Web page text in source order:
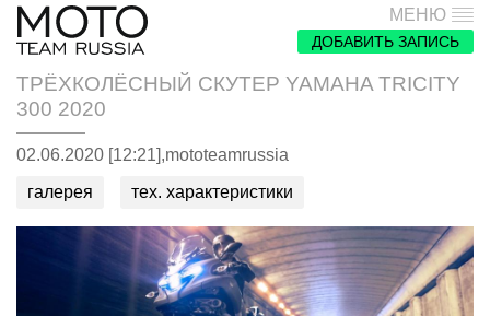
МЕНЮ
ДОБАВИТЬ ЗАПИСЬ
ТРЁХКОЛЁСНЫЙ СКУТЕР YAMAHA TRICITY
300 2020
02.06.2020 [12:21],mototeamrussia
галерея
тех. характеристики